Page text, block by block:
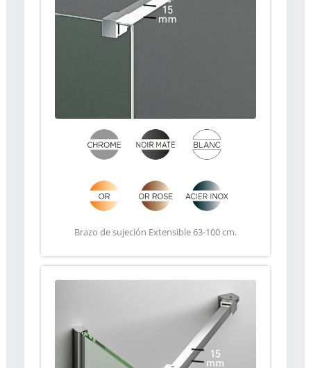
Brazo de sujeción Extensible 63-100 cm.